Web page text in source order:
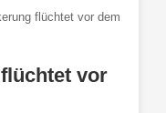
flüchtet vor dem
vor